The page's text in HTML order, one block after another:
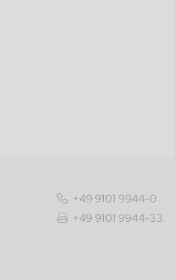
+49 9101 9944-0
+49 9101 9944-33